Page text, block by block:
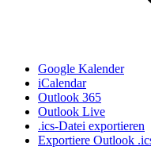
Google Kalender
iCalendar
Outlook 365
Outlook Live
.ics-Datei exportieren
Exportiere Outlook